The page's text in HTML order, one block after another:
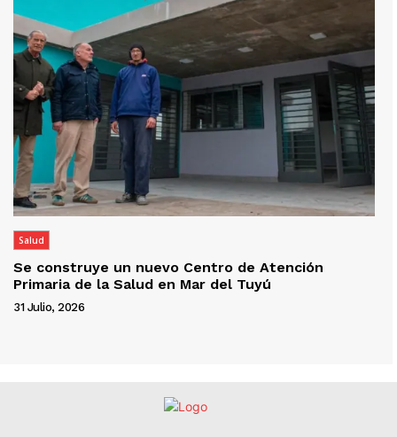
Salud
Se construye un nuevo Centro de Atención
Primaria de la Salud en Mar del Tuyú
31 Julio, 2026